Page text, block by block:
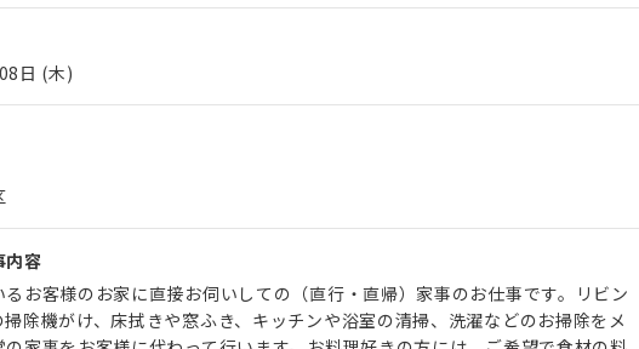
日 (木)
内容
るお客様のお家に直接お伺いしての（直行・直帰）家事のお仕事です。リビン
掃除機がけ、床拭きや窓ふき、キッチンや浴室の清掃、洗濯などのお掃除をメ